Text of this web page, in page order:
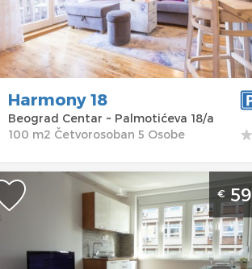
a
100 m2
Struktura :
Četvorosoban
Harmony 18
Beograd Centar ~ Palmotićeva 18/a
100 m2 Četvorosoban 5 Osobe
Apartman Opal Beograd
Gosti:4
€ 59